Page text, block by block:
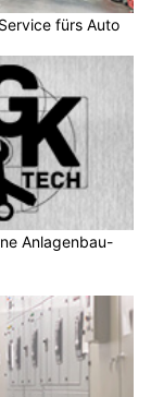
fürs Auto
Anlagenbau-